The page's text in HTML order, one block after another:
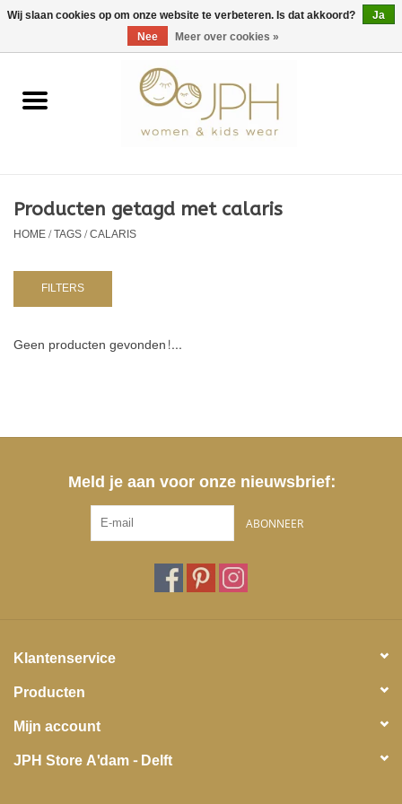
EUR/GBP/USD 0 Artikelen - €0,00
Home
Kids
NURSERY / TABLEWARE
Producten getagd met calaris
HOME/TAGS/CALARIS
FILTERS
Geen producten gevonden!...
Meld je aan voor onze nieuwsbrief:
ABONNEER
Klantenservice
Producten
Mijn account
JPH Store A'dam - Delft
Wij slaan cookies op om onze website te verbeteren. Is dat akkoord?
Ja
Nee
Meer over cookies »